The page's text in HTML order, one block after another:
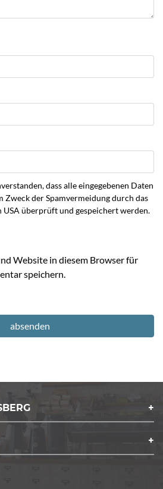
dass alle eingegebenen Daten
Zweck der Spamvermeidung durch das
USA überprüft und gespeichert werden.
Website in diesem Browser für
speichern.